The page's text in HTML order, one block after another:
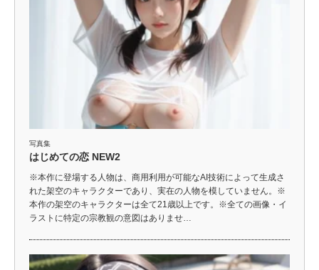
写真集
はじめての恋 NEW2
※本作に登場する人物は、商用利用が可能なAI技術によって生成さ
れた架空のキャラクターであり、実在の人物を模していません。※
本作の架空のキャラクターは全て21歳以上です。※全ての画像・イ
ラストに特定の宗教観の意図はありませ…